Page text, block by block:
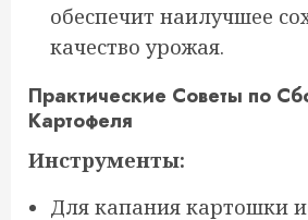
обеспечит наилучшее
качество урожая.
Практические Советы по
Картофеля
Инструменты:
Для капания картошки